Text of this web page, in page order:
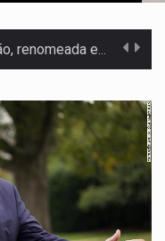
Legislação, renomeada em homenagem ao falecido senador Lindsey Graham, foi…
A final coloca frente a frente duas equipas que chegaram…